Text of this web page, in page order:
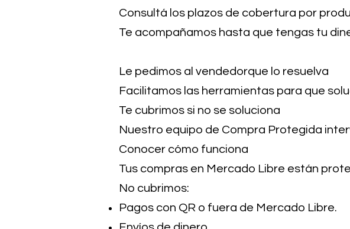
Consultá los plazos de cobertura por
Te acompañamos hasta que tengas tu
Le pedimos al vendedorque lo resuelva
Facilitamos las herramientas para que
Te cubrimos si no se soluciona
Nuestro equipo de Compra Protegida
Conocer cómo funciona
Tus compras en Mercado Libre están
No cubrimos:
Pagos con QR o fuera de Mercado Libre.